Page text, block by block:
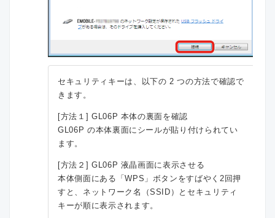
セキュリティキーは、以下の 2 つの方法で確認で
きます。
[方法１] GL06P 本体の裏面を確認
GL06P の本体裏面にシールが貼り付けられてい
ます。
[方法２] GL06P 液晶画面に表示させる
本体側面にある「WPS」ボタンをすばやく2回押
すと、ネットワーク名（SSID）とセキュリティ
キーが順に表示されます。